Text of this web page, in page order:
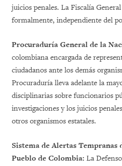
juicios penales. La Fiscalía
formalmente, independiente del
Procuraduría General de la
colombiana encargada de
ciudadanos ante los demás
Procuraduría lleva adelante la
disciplinarias sobre funcionarios
investigaciones y los juicios
otros organismos estatales.
Sistema de Alertas Tempranas
Pueblo de Colombia: La